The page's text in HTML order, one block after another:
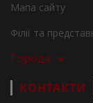
Мапа сайту
Філії та
Города
КОНТАКТИ